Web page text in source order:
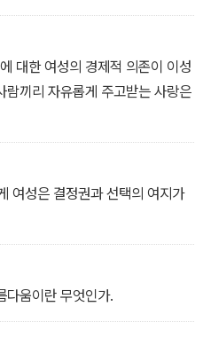
는 여성을 “읽고 쓸 줄 아는 유
서비스 산업이 토해낸 정보와
이라고 했다. 이런 노동시장에서
의 특성은 낮은 자존감과 반복적
결여, 높은 순응성, 자기 옆에서
성을 더 존경하는 마음, 자기 삶
계에 올라가도 여성 중간 관리자
밀어 올리지 않는 한에서만 받
여성도 여성으로서 물려받은
다. 아름다움의 신화는 근무시
세 번째 근무까지 하도록 한다.
대한 여성의 경제적 의존이 이성
끼리 자유롭게 주고받는 사랑은
여성은 결정권과 선택의 여지가
다움이란 무엇인가.